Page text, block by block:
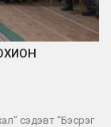
сэдэвт “Бэсрэг